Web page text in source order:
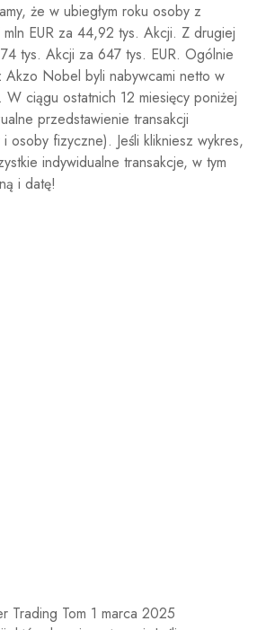
że w ubiegłym roku osoby z
EUR za 44,92 tys. Akcji. Z drugiej
tys. Akcji za 647 tys. EUR. Ogólnie
Nobel byli nabywcami netto w
ciągu ostatnich 12 miesięcy poniżej
przedstawienie transakcji
osoby fizyczne). Jeśli klikniesz wykres,
indywidualne transakcje, w tym
i datę!
Trading Tom 1 marca 2025